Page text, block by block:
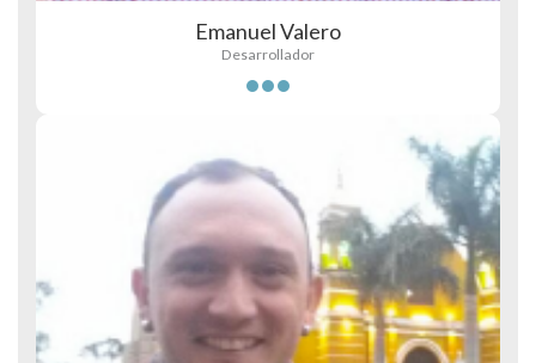
Emanuel Valero
Desarrollador